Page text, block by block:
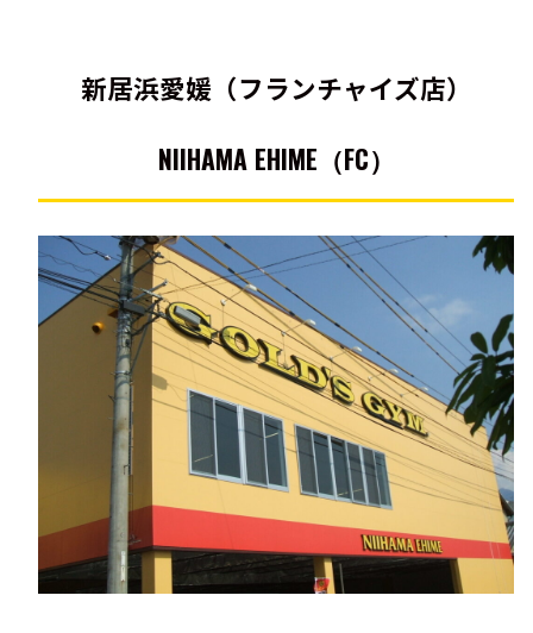
新居浜愛媛（フランチャイズ店）
NIIHAMA EHIME（FC）